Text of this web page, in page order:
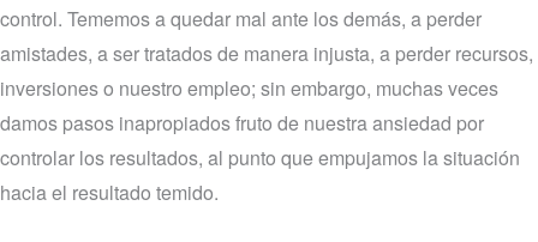
control. Tememos a quedar mal ante los demás, a perder
amistades, a ser tratados de manera injusta, a perder recursos,
inversiones o nuestro empleo; sin embargo, muchas veces
damos pasos inapropiados fruto de nuestra ansiedad por
controlar los resultados, al punto que empujamos la situación
hacia el resultado temido.